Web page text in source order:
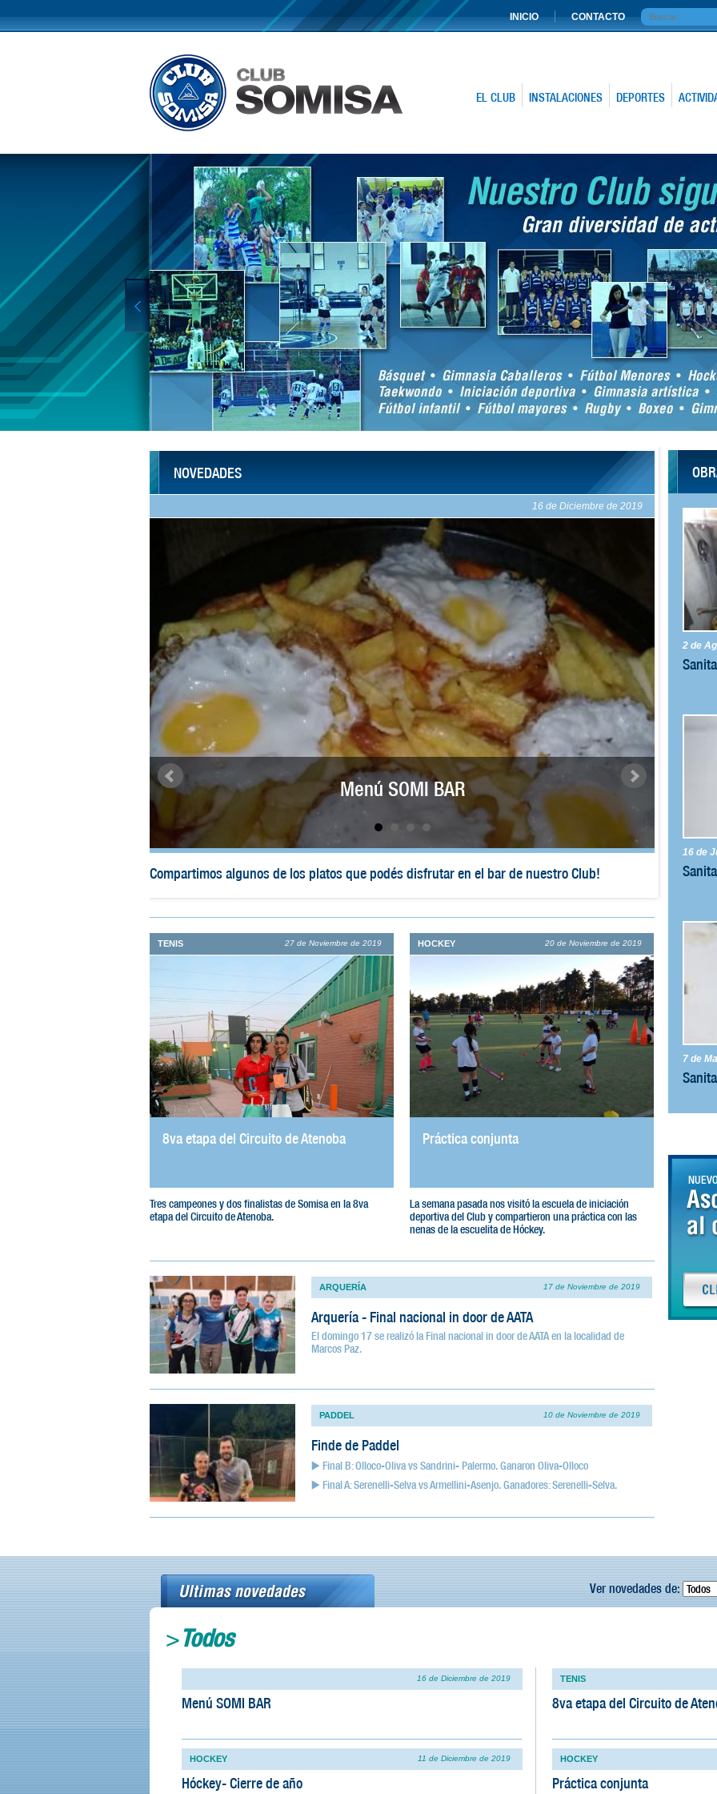
INICIO CONTACTO
EL CLUB INSTALACIONES DEPORTES
NOVEDADES
11 de Diciembre de 2019
Hóckey- Cierre de año
El sábado 07 y domingo 08 se realizó el campamento en el Club de la Escuelita de Hóckey. El
TENIS 27 de Noviembre de 2019
8va etapa del Circuito de Atenoba
Tres campeones y dos finalistas de Somisa en la 8va
etapa del Circuito de Atenoba.
HOCKEY 20 de Noviembre de 2019
Práctica conjunta
La semana pasada nos visitó la escuela de iniciación
deportiva del Club y compartieron una práctica con las
nenas de la escuelita de Hóckey.
ARQUERÍA 17 de Noviembre de 2019
Arquería - Final nacional in door de AATA
El domingo 17 se realizó la Final nacional in door de AATA en la localidad de
Marcos Paz.
PADDEL 10 de Noviembre de 2019
Finde de Paddel
▶️ Final B: Olloco-Oliva vs Sandrini- Palermo. Ganaron Oliva-Olloco
▶️ Final A: Serenelli-Selva vs Armellini-Asenjo. Ganadores: Serenelli-Selva.
2 de
16 de
7 de
Ver novedades de:
>Todos
16 de Diciembre de 2019
Menú SOMI BAR
HOCKEY 11 de Diciembre de 2019
Hóckey- Cierre de año
TENIS
8va etapa del Circuito de
HOCKEY
Práctica conjunta